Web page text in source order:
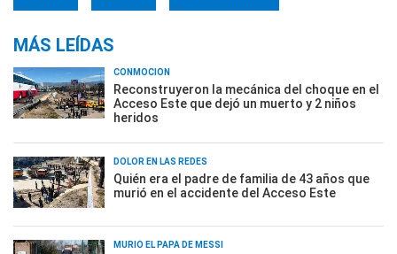
MÁS LEÍDAS
CONMOCIÓN
Reconstruyeron la mecánica del choque en el
Acceso Este que dejó un muerto y 2 niños
heridos
DOLOR EN LAS REDES
Quién era el padre de familia de 43 años que
murió en el accidente del Acceso Este
MURIÓ EL PAPÁ DE MESSI